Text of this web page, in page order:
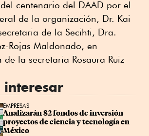
centenario del DAAD por el
de la organización, Dr. Kai
de la Secihti, Dra.
Rojas Maldonado, en
de la secretaria Rosaura Ruiz
interesar
EMPRESAS
Analizarán 82 fondos de inversión
proyectos de ciencia y tecnología en
México